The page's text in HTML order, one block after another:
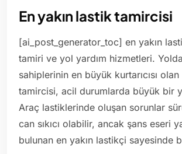
En yakın lastik tamircisi
[ai_post_generator_toc] en yakın
tamiri ve yol yardım hizmetleri.
sahiplerinin en büyük kurtarıcısı
tamircisi, acil durumlarda büyük bir
Araç lastiklerinde oluşan sorunlar
can sıkıcı olabilir, ancak şans eseri
bulunan en yakın lastikçi sayesinde